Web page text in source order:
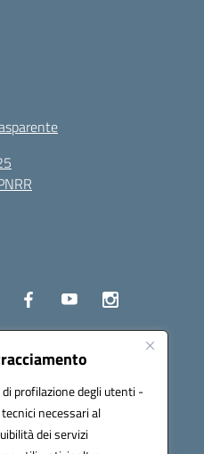
profilazione degli utenti -
necessari al
dei servizi